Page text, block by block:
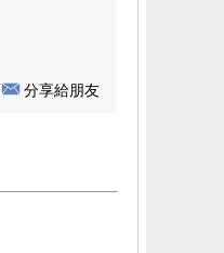
分享給朋友